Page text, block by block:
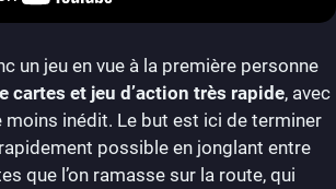
un jeu en vue à la première personne
cartes et jeu d’action très rapide, avec
moins inédit. Le but est ici de terminer
possible en jonglant entre
que l’on ramasse sur la route, qui